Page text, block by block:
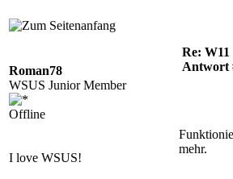
Roman78
WSUS Junior Member
Offline
I love WSUS!
Re: W11
Antwort
mehr.